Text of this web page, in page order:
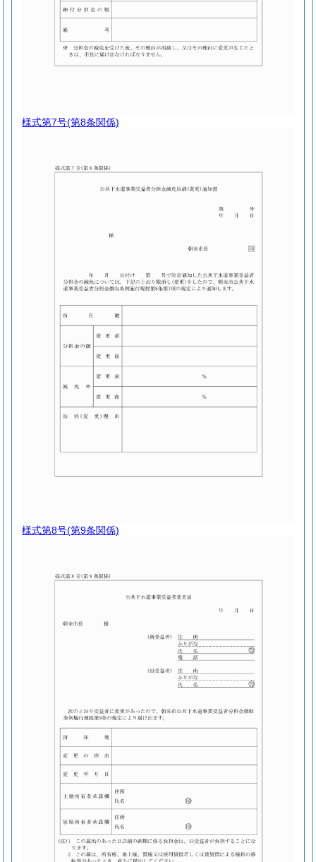
様式第7号(第8条関係)
様式第8号(第9条関係)